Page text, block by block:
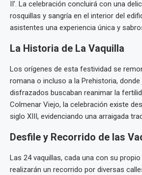
II’. La celebración concluirá con una
rosquillas y sangría en el interior del
asistentes una experiencia única y
La Historia de La Vaquilla
Los orígenes de esta festividad se
romana o incluso a la Prehistoria,
disfrazados buscaban reanimar la
Colmenar Viejo, la celebración existe
siglo XIII, evidenciando una arraigada
Desfile y Recorrido de las
Las 24 vaquillas, cada una con su
realizarán un recorrido por diversas